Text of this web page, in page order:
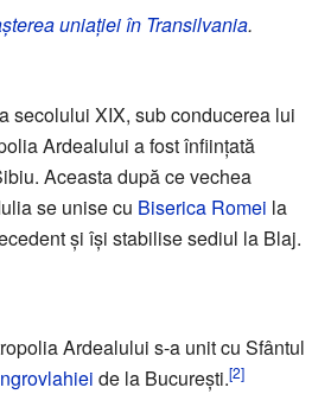
uniației în Transilvania.
secolului XIX, sub conducerea lui
Ardealului a fost înființată
Aceasta după ce vechea
se unise cu Biserica Romei la
și își stabilise sediul la Blaj.
Ardealului s-a unit cu Sfântul
de la București.[2]